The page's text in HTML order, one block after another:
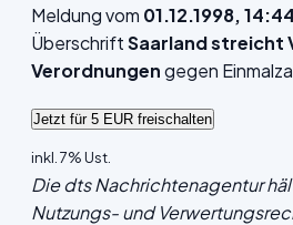
Meldung vom 01.12.1998,
ÜberschriftSaarland streicht
Verordnungengegen
inkl. 7% Ust.
Die dts Nachrichtenagentur
Nutzungs- und